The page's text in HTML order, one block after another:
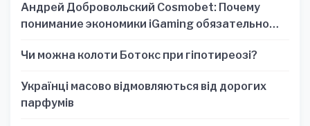
Андрей Добровольский Cosmobet: Почему
понимание экономики iGaming обязательно
Чи можна колоти Ботокс при гіпотиреозі?
Українці масово відмовляються від дорогих
парфумів